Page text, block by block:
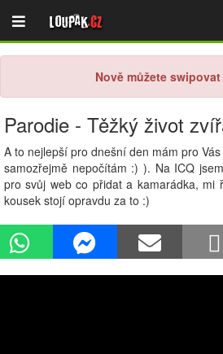
Loupak.cz
Nově můžete swipovat
Parodie - Těžký život
A to nejlepší pro dnešní den mám pro
samozřejmě nepočítám :) ). Na ICQ
pro svůj web co přidat a kamarádka, mi
kousek stojí opravdu za to :)